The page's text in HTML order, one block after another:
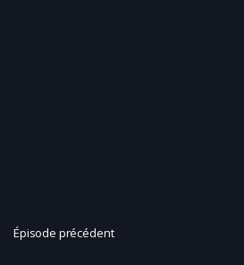
Épisode précédent